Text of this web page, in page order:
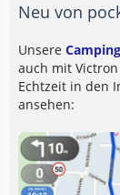
Neu von
Unsere
auch mit
Echtzeit in den
ansehen: